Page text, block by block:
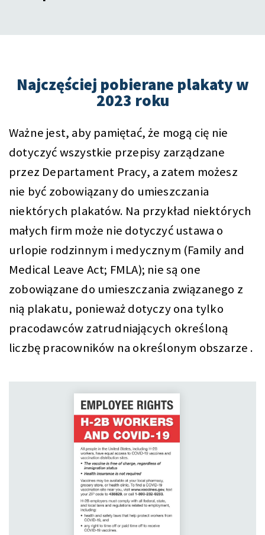
Najczęściej pobierane plakaty w
2023 roku
Ważne jest, aby pamiętać, że mogą cię nie
dotyczyć wszystkie przepisy zarządzane
przez Departament Pracy, a zatem możesz
nie być zobowiązany do umieszczania
niektórych plakatów. Na przykład niektórych
małych firm może nie dotyczyć ustawa o
urlopie rodzinnym i medycznym (Family and
Medical Leave Act; FMLA); nie są one
zobowiązane do umieszczania związanego z
nią plakatu, ponieważ dotyczy ona tylko
pracodawców zatrudniających określoną
liczbę pracowników na określonym obszarze .